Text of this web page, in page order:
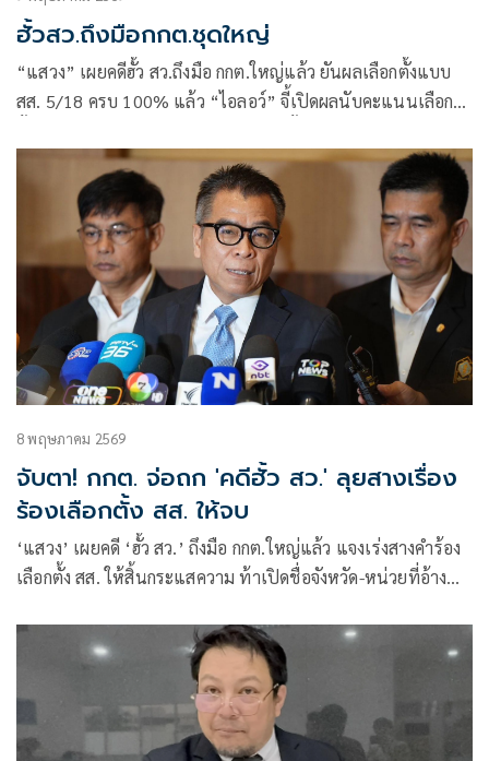
ฮั้วสว.ถึงมือกกต.ชุดใหญ่
“แสวง” เผยคดีฮั้ว สว.ถึงมือ กกต.ใหญ่แล้ว ยันผลเลือกตั้งแบบ
สส. 5/18 ครบ 100% แล้ว “ไอลอว์” จี้เปิดผลนับคะแนนเลือก
8 พฤษภาคม 2569
จับตา! กกต. จ่อถก 'คดีฮั้ว สว.' ลุยสางเรื่อง
ร้องเลือกตั้ง สส. ให้จบ
‘แสวง’ เผยคดี ‘ฮั้ว สว.’ ถึงมือ กกต.ใหญ่แล้ว แจงเร่งสางคำร้อง
เลือกตั้ง สส. ให้สิ้นกระแสความ ท้าเปิดชื่อจังหวัด-หน่วยที่อ้าง